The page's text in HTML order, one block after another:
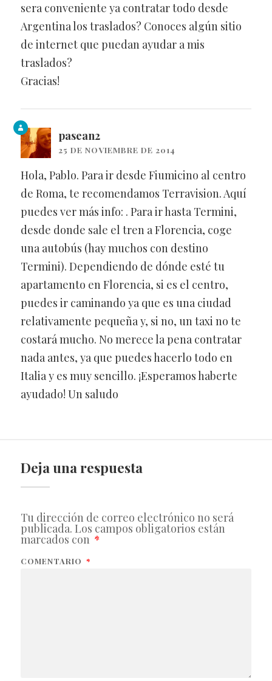
sera conveniente ya contratar todo desde
Argentina los traslados? Conoces algún sitio
de internet que puedan ayudar a mis
traslados?
Gracias!
pasean2
25 DE NOVIEMBRE DE 2014
Hola, Pablo. Para ir desde Fiumicino al centro
de Roma, te recomendamos Terravision. Aquí
puedes ver más info: . Para ir hasta Termini,
desde donde sale el tren a Florencia, coge
una autobús (hay muchos con destino
Termini). Dependiendo de dónde esté tu
apartamento en Florencia, si es el centro,
puedes ir caminando ya que es una ciudad
relativamente pequeña y, si no, un taxi no te
costará mucho. No merece la pena contratar
nada antes, ya que puedes hacerlo todo en
Italia y es muy sencillo. ¡Esperamos haberte
ayudado! Un saludo
Deja una respuesta
Tu dirección de correo electrónico no será
publicada. Los campos obligatorios están
marcados con *
COMENTARIO *